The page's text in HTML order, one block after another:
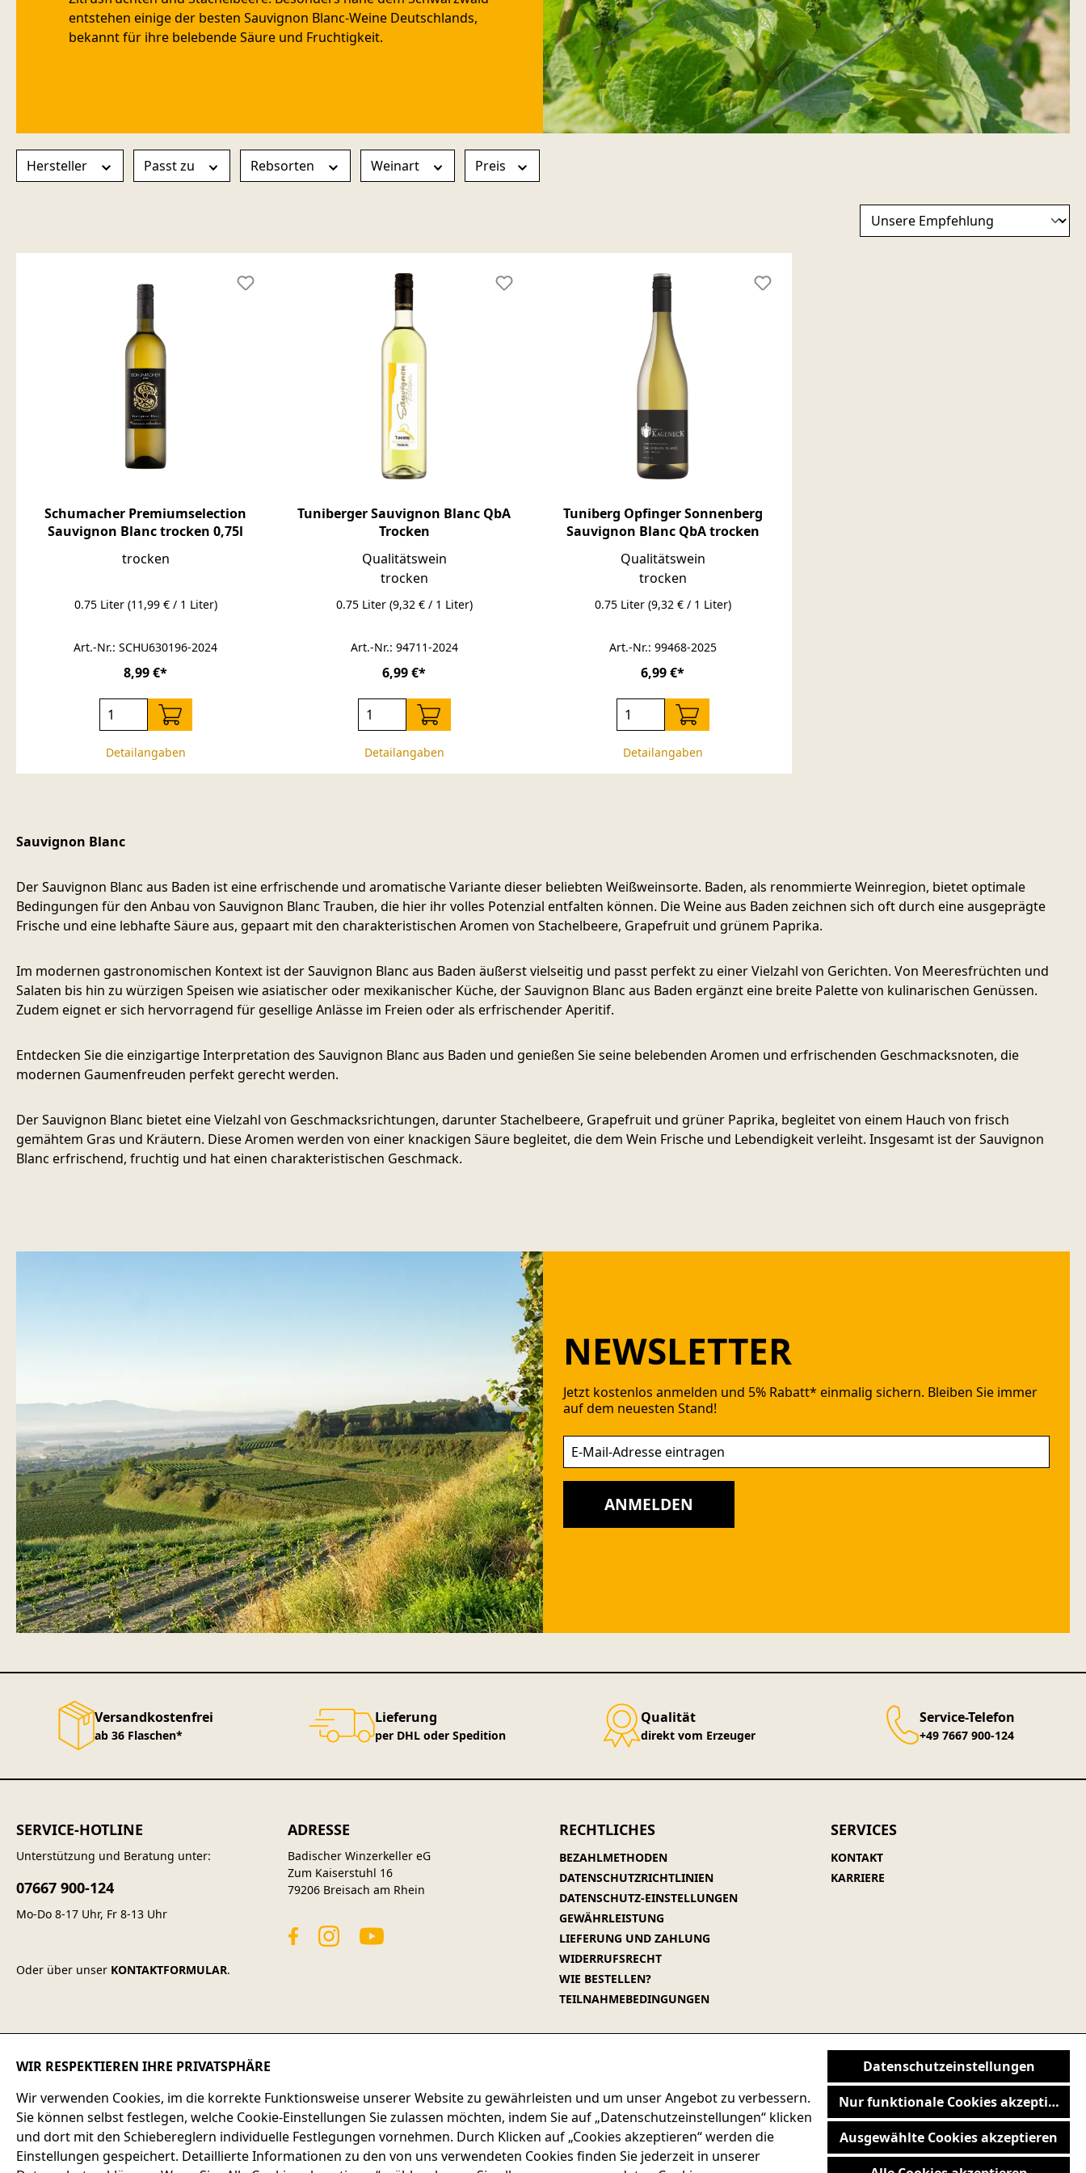
entstehen einige der besten Sauvignon Blanc-Weine Deutschlands,
bekannt für ihre belebende Säure und Fruchtigkeit.
Hersteller Passt zu Rebsorten Weinart Preis
Schumacher Premiumselection
Sauvignon Blanc trocken 0,75l
trocken
0.75 Liter (11,99 € / 1 Liter)
Art.-Nr.: SCHU630196-2024
8,99 €*
Detailangaben
Tuniberger Sauvignon Blanc QbA
Trocken
trocken
Qualitätswein
0.75 Liter (9,32 € / 1 Liter)
Art.-Nr.: 94711-2024
6,99 €*
Detailangaben
Tuniberg Opfinger Sonnenberg
Sauvignon Blanc QbA trocken
trocken
Qualitätswein
0.75 Liter (9,32 € / 1 Liter)
Art.-Nr.: 99468-2025
6,99 €*
Detailangaben
Sauvignon Blanc
Der Sauvignon Blanc aus Baden ist eine erfrischende und aromatische Variante dieser beliebten Weißweinsorte. Baden, als renommierte Weinregion, bietet optimale
Bedingungen für den Anbau von Sauvignon Blanc Trauben, die hier ihr volles Potenzial entfalten können. Die Weine aus Baden zeichnen sich oft durch eine ausgeprägte
Frische und eine lebhafte Säure aus, gepaart mit den charakteristischen Aromen von Stachelbeere, Grapefruit und grünem Paprika.
Im modernen gastronomischen Kontext ist der Sauvignon Blanc aus Baden äußerst vielseitig und passt perfekt zu einer Vielzahl von Gerichten. Von Meeresfrüchten und
Salaten bis hin zu würzigen Speisen wie asiatischer oder mexikanischer Küche, der Sauvignon Blanc aus Baden ergänzt eine breite Palette von kulinarischen Genüssen.
Zudem eignet er sich hervorragend für gesellige Anlässe im Freien oder als erfrischender Aperitif.
Entdecken Sie die einzigartige Interpretation des Sauvignon Blanc aus Baden und genießen Sie seine belebenden Aromen und erfrischenden Geschmacksnoten, die
modernen Gaumenfreuden perfekt gerecht werden.
Der Sauvignon Blanc bietet eine Vielzahl von Geschmacksrichtungen, darunter Stachelbeere, Grapefruit und grüner Paprika, begleitet von einem Hauch von frisch
gemähtem Gras und Kräutern. Diese Aromen werden von einer knackigen Säure begleitet, die dem Wein Frische und Lebendigkeit verleiht. Insgesamt ist der Sauvignon
Blanc erfrischend, fruchtig und hat einen charakteristischen Geschmack.
NEWSLETTER
Jetzt kostenlos anmelden und 5% Rabatt* einmalig sichern. Bleiben Sie immer
auf dem neuesten Stand!
ANMELDEN
Versandkostenfrei
ab 36 Flaschen*
Lieferung
per DHL oder Spedition
Qualität
direkt vom Erzeuger
Service-Telefon
+49 7667 900-124
SERVICE-HOTLINE
Unterstützung und Beratung unter:
07667 900-124
Mo-Do 8-17 Uhr, Fr 8-13 Uhr
Oder über unser KONTAKTFORMULAR.
ADRESSE
Badischer Winzerkeller eG
Zum Kaiserstuhl 16
79206 Breisach am Rhein
RECHTLICHES
BEZAHLMETHODEN
DATENSCHUTZRICHTLINIEN
DATENSCHUTZ-EINSTELLUNGEN
GEWÄHRLEISTUNG
LIEFERUNG UND ZAHLUNG
WIDERRUFSRECHT
WIE BESTELLEN?
TEILNAHMEBEDINGUNGEN
SERVICES
KONTAKT
KARRIERE
AGB BARRIEREFREIHEIT DATENSCHUTZRICHTLINIEN IMPRESSUM WIDERRUFSRECHT
Vertrag widerrufen
WIR RESPEKTIEREN IHRE PRIVATSPHÄRE
Wir verwenden Cookies, im die korrekte Funktionsweise unserer Website zu gewährleisten und um unser Angebot zu verbessern.
Sie können selbst festlegen, welche Cookie-Einstellungen Sie zulassen möchten, indem Sie auf „Datenschutzeinstellungen“ klicken
und dort mit den Schiebereglern individuelle Festlegungen vornehmen. Durch Klicken auf „Cookies akzeptieren“ werden die
Einstellungen gespeichert. Detaillierte Informationen zu den von uns verwendeten Cookies finden Sie jederzeit in unserer
Datenschutzeinstellungen
Nur funktionale Cookies akzeptieren
Ausgewählte Cookies akzeptieren